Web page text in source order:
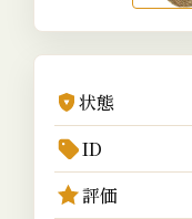
状態
ID
評価